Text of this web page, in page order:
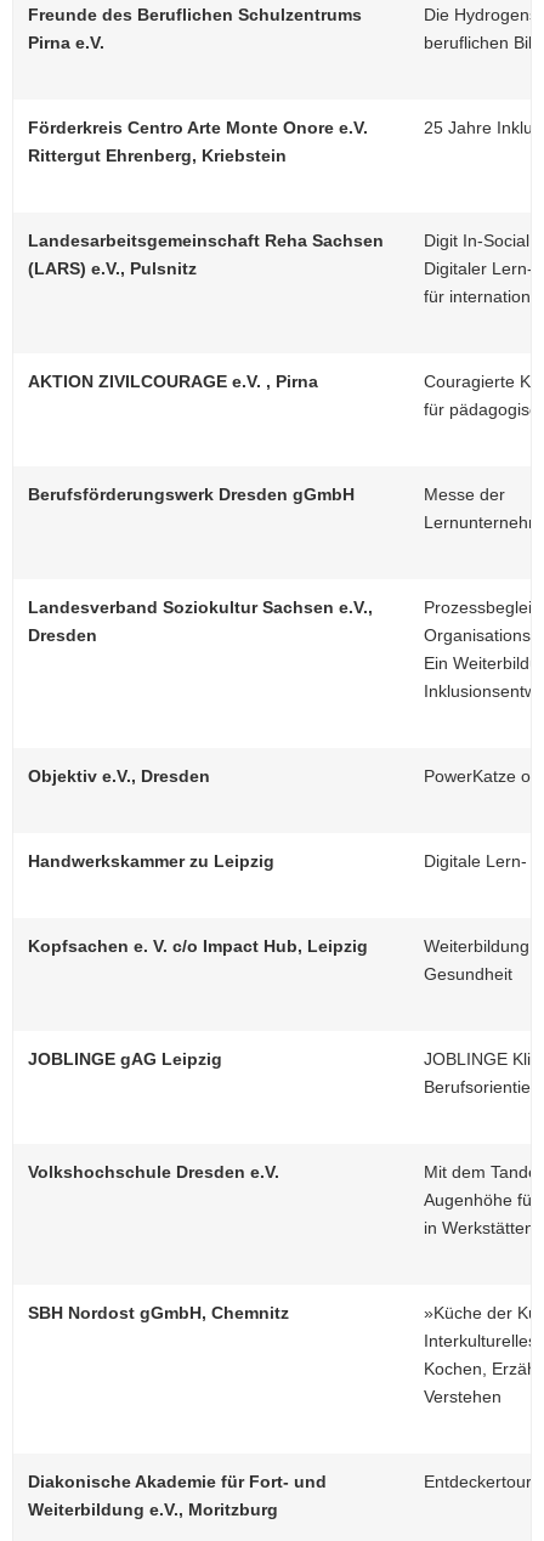
Freunde des Beruflichen Schulzentrums
Pirna e.V.
Die
beruflichen
Förderkreis Centro Arte Monte Onore e.V.
Rittergut Ehrenberg, Kriebstein
25 Jahre
Landesarbeitsgemeinschaft Reha Sachsen
(LARS) e.V., Pulsnitz
Digit In-Social
Digitaler Lern-
für
AKTION ZIVILCOURAGE e.V. , Pirna
Couragierte
für
Berufsförderungswerk Dresden gGmbH
Messe der
Landesverband Soziokultur Sachsen e.V.,
Dresden
Ein
Objektiv e.V., Dresden PowerKatze
Handwerkskammer zu Leipzig Digitale Lern-
Kopfsachen e. V. c/o Impact Hub, Leipzig
Weiterbildung
Gesundheit
JOBLINGE gAG Leipzig
JOBLINGE
Volkshochschule Dresden e.V.
Mit dem
Augenhöhe für
in Werkstätten
SBH Nordost gGmbH, Chemnitz
»Küche der
Interkulturelles
Kochen,
Verstehen
Diakonische Akademie für Fort- und
Weiterbildung e.V., Moritzburg